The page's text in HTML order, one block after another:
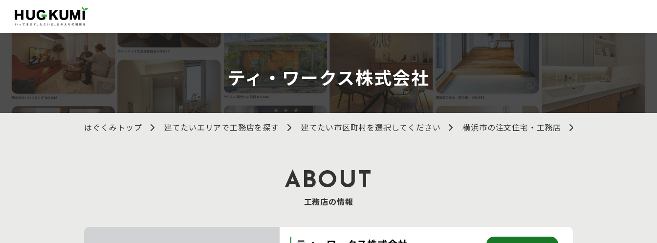
ティ・ワークス株式会社
はぐくみトップ 建てたいエリアで工務店を探す 建てたい市区町村を選択してください 横浜市の注文住宅・工務店
ABOUT
工務店の情報